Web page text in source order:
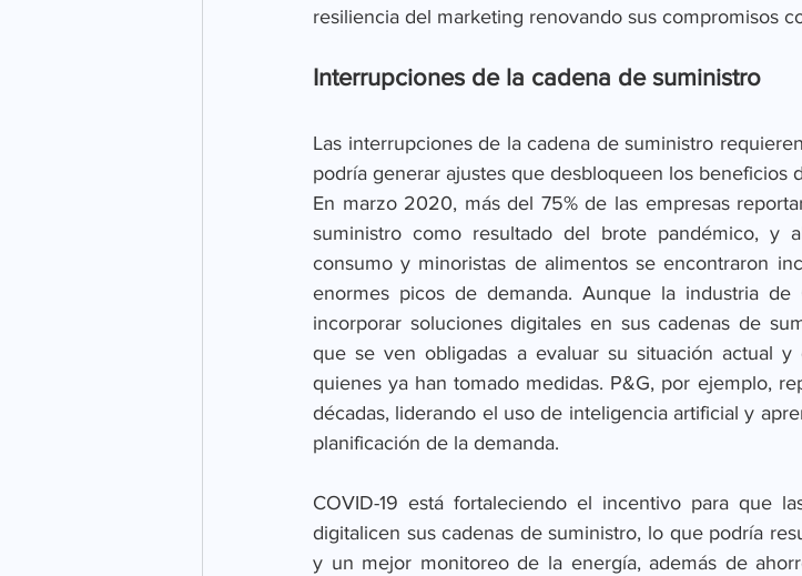
resiliencia del marketing renovando sus compromisos
Interrupciones de la cadena de suministro
Las interrupciones de la cadena de suministro
podría generar ajustes que desbloqueen los beneficios
En marzo 2020, más del 75% de las empresas
suministro como resultado del brote pandémico, y
consumo ​​y minoristas de alimentos se encontraron
enormes picos de demanda. Aunque la industria de
incorporar soluciones digitales en sus cadenas de
que se ven obligadas a evaluar su situación actual
quienes ya han tomado medidas. P&G, por ejemplo,
décadas, liderando el uso de inteligencia artificial y
planificación de la demanda.
COVID-19 está fortaleciendo el incentivo para que
digitalicen sus cadenas de suministro, lo que podría
y un mejor monitoreo de la energía, además de